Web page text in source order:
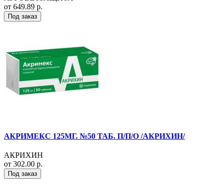
от 649.89 р.
Под заказ
АКРИМЕКС 125МГ. №50 ТАБ. П/П/О /АКРИХИН/
АКРИХИН
от 302.00 р.
Под заказ